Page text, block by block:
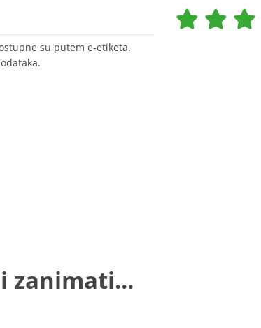
su putem e-etiketa.
zanimati...